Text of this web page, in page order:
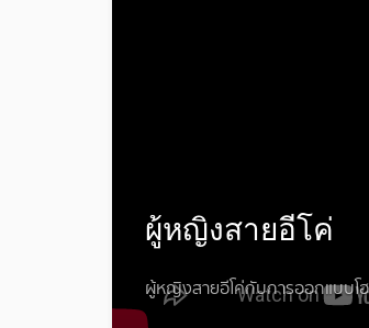
ผู้หญิงสายอีโค่
ผู้หญิงสายอีโค่กับการออกแบบโ